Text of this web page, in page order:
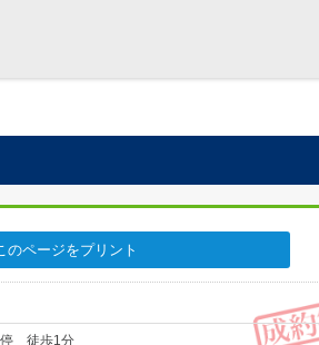
のページをプリント
停 徒歩1分